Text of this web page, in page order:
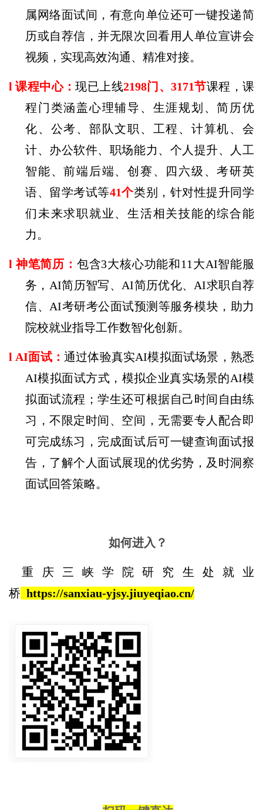
属网络面试间，有意向单位还可一键投递简
历或自荐信，并无限次回看用人单位宣讲会
视频，实现高效沟通、精准对接。
l课程中心：现已上线2198门、3171节课程，课
程门类涵盖心理辅导、生涯规划、简历优
化、公考、部队文职、工程、计算机、会
计、办公软件、职场能力、个人提升、人工
智能、前端后端、创赛、四六级、考研英
语、留学考试等41个类别，针对性提升同学
们未来求职就业、生活相关技能的综合能
力。
l神笔简历： 包含3大核心功能和11 大AI智能服
务， AI简历智写、 AI简历优化、 AI求职自荐
信、 AI考研考公面试预测等服务模块，助力
院校就业指导工作数智化创新。
l AI面试：通过体验真实AI模拟面试场景，熟悉
AI模拟面试方式，模拟企业真实场景的AI模
拟面试流程；学生还可根据自己时间自由练
习，不限定时间、空间，无需要专人配合即
可完成练习，完成面试后可一键查询面试报
告，了解个人面试展现的优劣势，及时洞察
面试回答策略。
如何进入？
重庆三峡学院研究生处就业
桥 https://sanxiau-yjsy.jiuyeqiao.cn/